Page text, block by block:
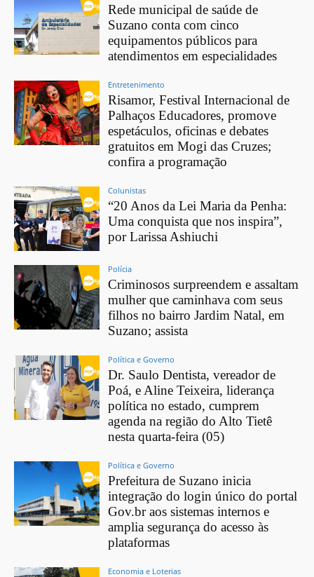
Rede municipal de saúde de
Suzano conta com cinco
equipamentos públicos para
atendimentos em especialidades
Entretenimento
Risamor, Festival Internacional de
Palhaços Educadores, promove
espetáculos, oficinas e debates
gratuitos em Mogi das Cruzes;
confira a programação
Colunistas
“20 Anos da Lei Maria da Penha:
Uma conquista que nos inspira”,
por Larissa Ashiuchi
Polícia
Criminosos surpreendem e assaltam
mulher que caminhava com seus
filhos no bairro Jardim Natal, em
Suzano; assista
Política e Governo
Dr. Saulo Dentista, vereador de
Poá, e Aline Teixeira, liderança
política no estado, cumprem
agenda na região do Alto Tietê
nesta quarta-feira (05)
Política e Governo
Prefeitura de Suzano inicia
integração do login único do portal
Gov.br aos sistemas internos e
amplia segurança do acesso às
plataformas
Economia e Loterias